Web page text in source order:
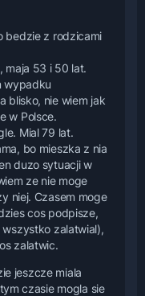
bedzie z rodzicami
maja 53 i 50 lat.
wypadku
blisko, nie wiem jak
w Polsce.
Mial 79 lat.
bo mieszka z nia
duzo sytuacji w
ze nie moge
niej. Czasem moge
cos podpisze,
zalatwial),
zalatwic.
jeszcze miala
czasie mogla sie